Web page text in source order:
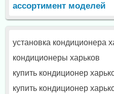
ассортимент моделей
установка кондиционера
кондиционеры харьков
купить кондиционер
купить кондиционер